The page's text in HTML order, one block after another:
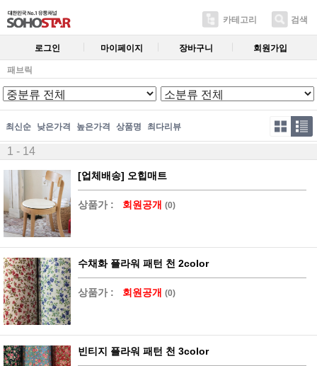
카테고리 검색
로그인 마이페이지 장바구니 회원가입
패브릭
최신순 낮은가격 높은가격 상품명 최다리뷰
1 - 14
[업체배송] 오힙매트
상품가 : 회원공개 (0)
수채화 플라워 패턴 천 2color
상품가 : 회원공개 (0)
빈티지 플라워 패턴 천 3color